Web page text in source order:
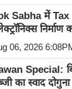
Sabha में Tax
06, 2026
Special:
का स्वाद